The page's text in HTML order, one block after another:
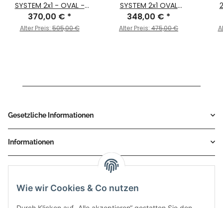
Wie wir Cookies & Co nutzen
SYSTEM 2x1 - OVAL -
EDELSTAHL SCHWARZ für
SYM - MAXSYM TL 500 /
370,00 € *
Alter Preis:505,00 €
SYSTEM 2x1 OVAL
Edelstahl für SYM
MAXSYM TL 500 Bj. 2019
348,00 € *
Alter Preis: 475,00 €
Gesetzliche Informationen
Informationen